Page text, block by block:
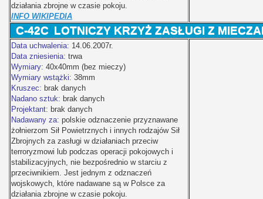
działania zbrojne w czasie pokoju.
INFO WIKIPEDIA
C-42C LOTNICZY KRZYŻ ZASŁUGI Z
Data uchwalenia: 14.06.2007r.
Data zniesienia: trwa
Wymiary: 40x40mm (bez mieczy)
Wymiary wstążki: 38mm
Kruszec: brak danych
Nadano sztuk: brak danych
Projektant: brak danych
Nadawany za: polskie odznaczenie przyznawane
żołnierzom Sił Powietrznych i innych rodzajów Sił
Zbrojnych za zasługi w działaniach przeciw
terroryzmowi lub podczas operacji pokojowych i
stabilizacyjnych, nie bezpośrednio w starciu z
przeciwnikiem. Jest jednym z odznaczeń
wojskowych, które nadawane są w Polsce za
działania zbrojne w czasie pokoju.